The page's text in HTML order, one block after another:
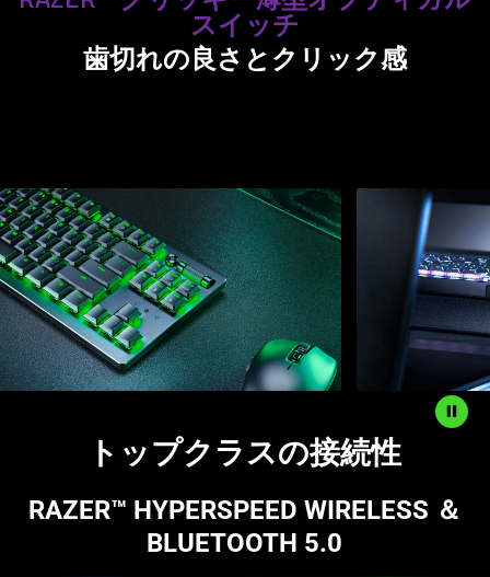
スイッチ
歯切れの良さとクリック感
This
is
a
carousel
with
panning
animation.
Use
and
button
to
start
トップクラスの接続性
RAZER™ HYPERSPEED WIRELESS ＆
BLUETOOTH 5.0